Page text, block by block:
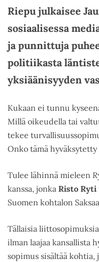
Riepu julkaisee
sosiaalisessa
ja punnittuja
politiikasta
yksiäänisyyden
Kukaan ei tunnu
Millä oikeudella tai
tekee
Onko tämä hyväksytetty
Tulee lähinnä mieleen
kanssa, jonka Risto Ryti
Suomen kohtalon
Tällaisia
ilman laajaa kansallista
sopimus sisältää